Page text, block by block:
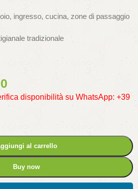
ingresso, cucina, zone di passaggio
tradizionale
disponibilità su WhatsApp: +39
al carrello
Buy now